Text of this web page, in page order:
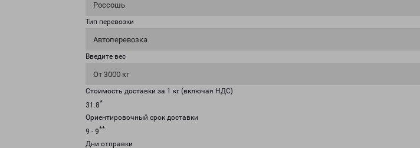
Россошь
Тип перевозки
Автоперевозка
Введите вес
От 3000 кг
Стоимость доставки за 1 кг (включая НДС)
31.8*
Ориентировочный срок доставки
9 - 9**
Дни отправки